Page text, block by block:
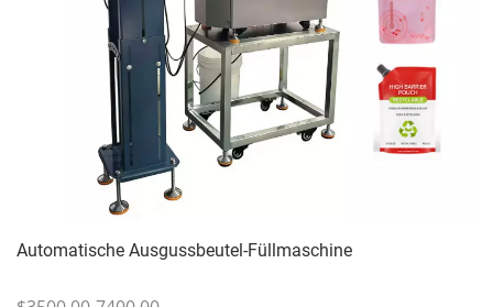
Automatische Ausgussbeutel-Füllmaschine